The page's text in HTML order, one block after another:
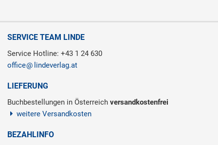
SERVICE TEAM LINDE
Service Hotline: +43 1 24 630
office
lindeverlag.at
LIEFERUNG
Buchbestellungen in Österreich versandkostenfrei
weitere Versandkosten
BEZAHLINFO